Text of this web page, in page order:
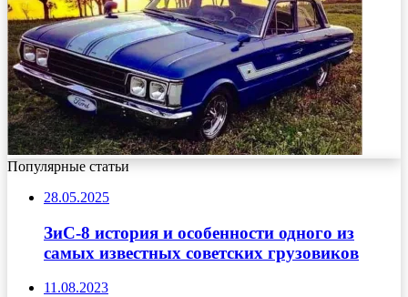
Популярные статьи
28.05.2025
ЗиС-8 история и особенности одного из
самых известных советских грузовиков
11.08.2023